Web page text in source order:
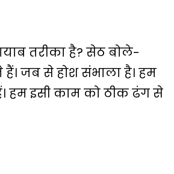
तरीका है? सेठ बोले-
जब से होश संभाला है। हम
हम इसी काम को ठीक ढंग से